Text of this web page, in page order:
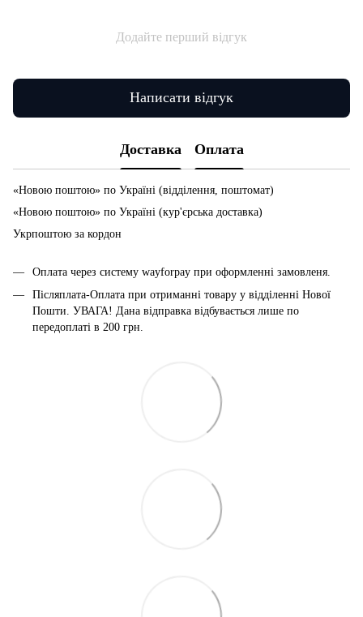
Додайте перший відгук
Написати відгук
Доставка Оплата
«Новою поштою» по Україні (відділення, поштомат)
«Новою поштою» по Україні (кур'єрська доставка)
Укрпоштою за кордон
Оплата через систему wayforpay при оформленні замовленя.
Післяплата-Оплата при отриманні товару у відділенні Нової
Пошти. УВАГА! Дана відправка відбувається лише по
передоплаті в 200 грн.